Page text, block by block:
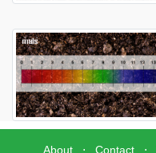
About ⋅ Contact ⋅